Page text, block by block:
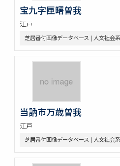
宝九字匣曙曽我
江戸
芝居番付画像データベース | 人文社会
当訥市万歳曽我
江戸
芝居番付画像データベース | 人文社会